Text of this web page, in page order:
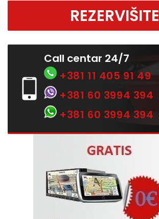
REZERVIŠITE
Call centar 24/7
+381 11 405 91 49
+381 60 3994 394
+381 60 3994 394